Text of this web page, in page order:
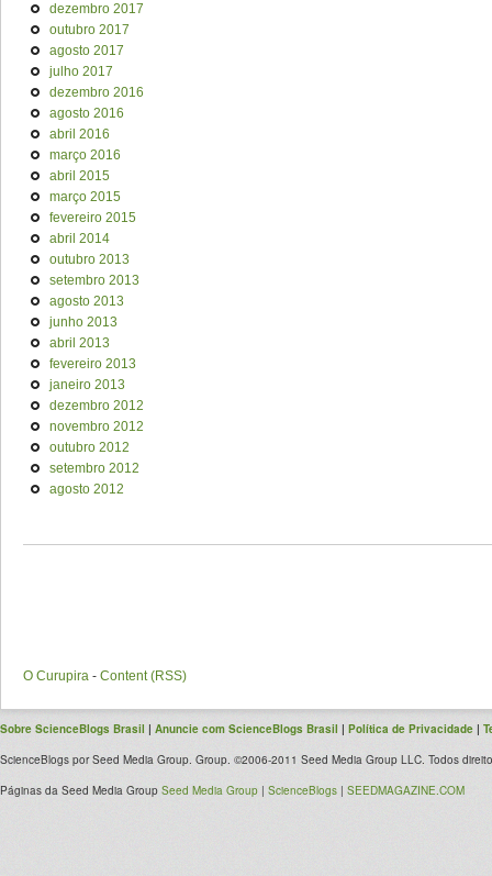
dezembro 2017
outubro 2017
agosto 2017
julho 2017
dezembro 2016
agosto 2016
abril 2016
março 2016
abril 2015
março 2015
fevereiro 2015
abril 2014
outubro 2013
setembro 2013
agosto 2013
junho 2013
abril 2013
fevereiro 2013
janeiro 2013
dezembro 2012
novembro 2012
outubro 2012
setembro 2012
agosto 2012
O Curupira - Content (RSS)
Sobre ScienceBlogs Brasil | Anuncie com ScienceBlogs Brasil | Política de Privacidade |
ScienceBlogs por Seed Media Group. Group. ©2006-2011 Seed Media Group LLC. Todos
Páginas da Seed Media Group Seed Media Group | ScienceBlogs | SEEDMAGAZINE.COM